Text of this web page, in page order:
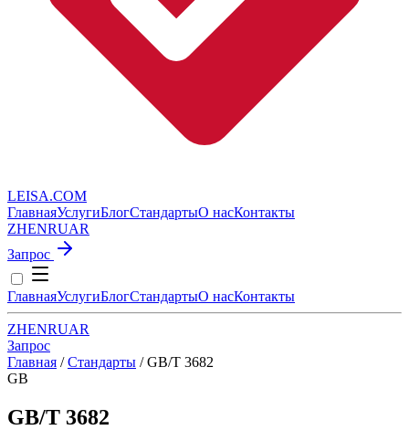
LEISA.COM
ГлавнаяУслугиБлогСтандартыО насКонтакты
ZHENRUAR
Запрос
ГлавнаяУслугиБлогСтандартыО насКонтакты
ZHENRUAR
Запрос
Главная / Стандарты / GB/T 3682
GB
GB/T 3682